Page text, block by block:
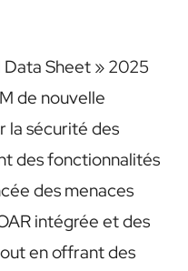
Sheet » 2025
de nouvelle
la sécurité des
des fonctionnalités
des menaces
intégrée et des
en offrant des